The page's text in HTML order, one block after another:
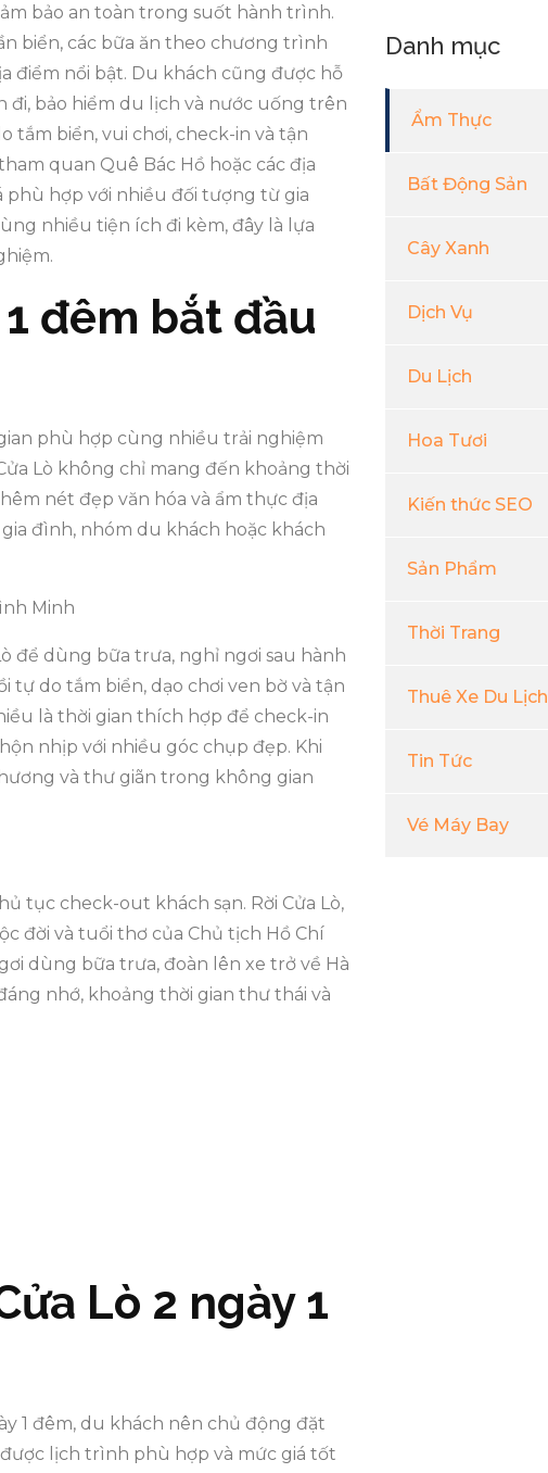
bảo an toàn trong suốt hành trình.
biển, các bữa ăn theo chương trình
điểm nổi bật. Du khách cũng được hỗ
bảo hiểm du lịch và nước uống trên
tắm biển, vui chơi, check-in và tận
quan Quê Bác Hồ hoặc các địa
hợp với nhiều đối tượng từ gia
nhiều tiện ích đi kèm, đây là lựa
đêm bắt đầu
phù hợp cùng nhiều trải nghiệm
Lò không chỉ mang đến khoảng thời
nét đẹp văn hóa và ẩm thực địa
đình, nhóm du khách hoặc khách
Minh
để dùng bữa trưa, nghỉ ngơi sau hành
tự do tắm biển, dạo chơi ven bờ và tận
là thời gian thích hợp để check-in
nhịp với nhiều góc chụp đẹp. Khi
và thư giãn trong không gian
tục check-out khách sạn. Rời Cửa Lò,
đời và tuổi thơ của Chủ tịch Hồ Chí
dùng bữa trưa, đoàn lên xe trở về Hà
nhớ, khoảng thời gian thư thái và
Lò 2 ngày 1
1 đêm, du khách nên chủ động đặt
lịch trình phù hợp và mức giá tốt
Danh mục
Ẩm Thực
Bất Động Sản
Cây Xanh
Dịch Vụ
Du Lịch
Hoa Tươi
Kiến thức SEO
Sản Phẩm
Thời Trang
Thuê Xe Du Lịch
Tin Tức
Vé Máy Bay